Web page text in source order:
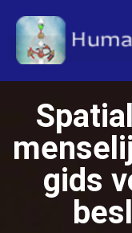
gids